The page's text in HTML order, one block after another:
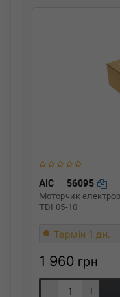
AIC 56095
Моторчик
TDI 05-10
Термін 1 дн.
1 960 грн
- +